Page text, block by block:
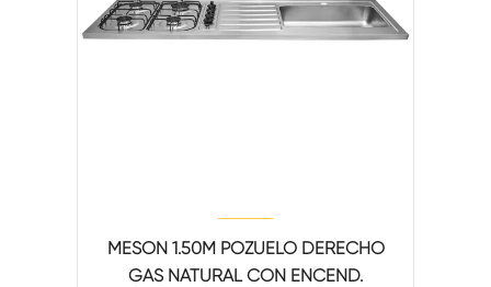
MESON 1.50M POZUELO DERECHO
GAS NATURAL CON ENCEND.